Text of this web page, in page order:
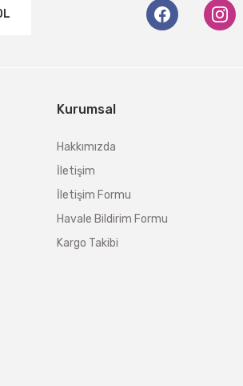
Kurumsal
Hakkımızda
İletişim
İletişim Formu
Havale Bildirim Formu
Kargo Takibi